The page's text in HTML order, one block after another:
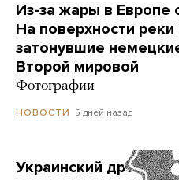
Из-за жары в Европе
На поверхности реки
затонувшие
Второй мировой
Фотографии
НОВОСТИ 5 дней назад
Украинский дрон